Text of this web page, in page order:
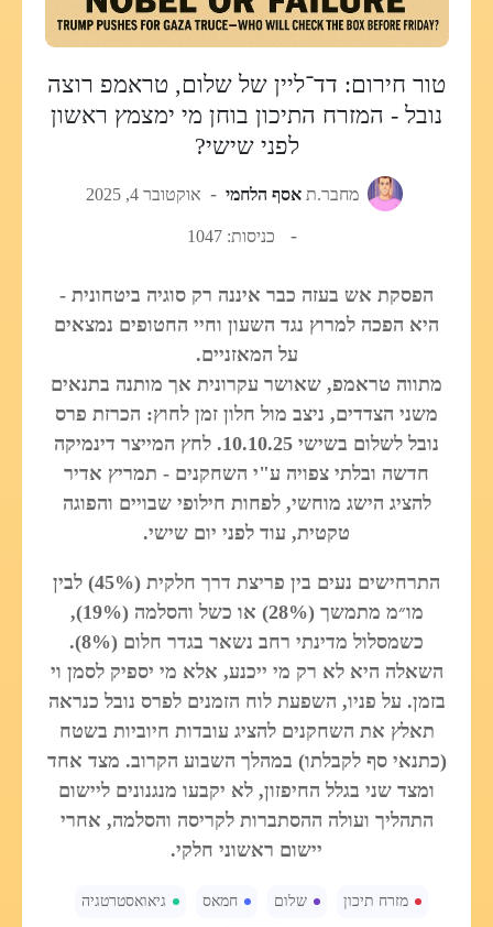
טור חירום: דד־ליין של שלום, טראמפ רוצה
נובל - המזרח התיכון בוחן מי ימצמץ ראשון
לפני שישי?
מחבר.ת אסף הלחמי אוקטובר 4, 2025
כניסות: 1047
הפסקת אש בעזה כבר איננה רק סוגיה ביטחונית -
היא הפכה למרוץ נגד השעון וחיי החטופים נמצאים
על המאזניים.
מתווה טראמפ, שאושר עקרונית אך מותנה בתנאים
משני הצדדים, ניצב מול חלון זמן לחוץ: הכרזת פרס
נובל לשלום בשישי 10.10.25. לחץ המייצר דינמיקה
חדשה ובלתי צפויה ע"י השחקנים - תמריץ אדיר
להציג הישג מוחשי, לפחות חילופי שבויים והפוגה
טקטית, עוד לפני יום שישי.
התרחישים נעים בין פריצת דרך חלקית (45%) לבין
מו״מ מתמשך (28%) או כשל והסלמה (19%),
כשמסלול מדינתי רחב נשאר בגדר חלום (8%).
השאלה היא לא רק מי ייכנע, אלא מי יספיק לסמן וי
בזמן. על פניו, השפעת לוח הזמנים לפרס נובל כנראה
תאלץ את השחקנים להציג עובדות חיוביות בשטח
(כתנאי סף לקבלתו) במהלך השבוע הקרוב. מצד אחד
ומצד שני בגלל החיפזון, לא יקבעו מנגנונים ליישום
התהליך ועולה ההסתברות לקריסה והסלמה, אחרי
יישום ראשוני חלקי.
מזרח תיכון שלום חמאס גיאואסטרטגיה